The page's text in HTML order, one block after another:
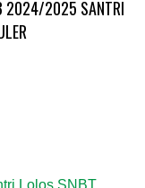
2024/2025 SANTRI
Lolos SNBT